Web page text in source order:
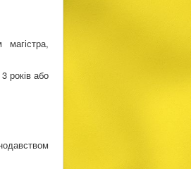
магістра,
років або